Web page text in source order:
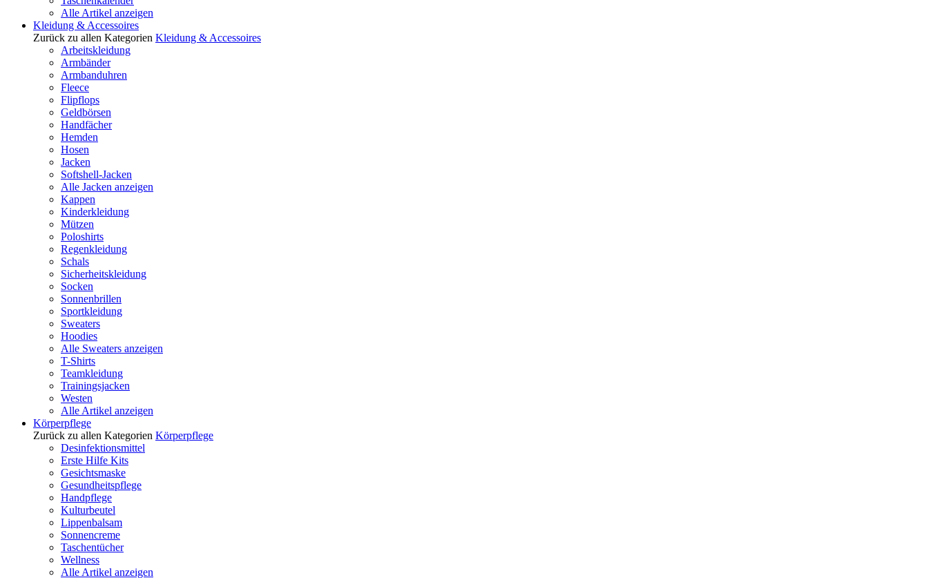
Alle Artikel anzeigen
Kleidung & Accessoires
Zurück zu allen Kategorien Kleidung & Accessoires
Arbeitskleidung
Armbänder
Armbanduhren
Fleece
Flipflops
Geldbörsen
Handfächer
Hemden
Hosen
Jacken
Softshell-Jacken
Alle Jacken anzeigen
Kappen
Kinderkleidung
Mützen
Poloshirts
Regenkleidung
Schals
Sicherheitskleidung
Socken
Sonnenbrillen
Sportkleidung
Sweaters
Hoodies
Alle Sweaters anzeigen
T-Shirts
Teamkleidung
Trainingsjacken
Westen
Alle Artikel anzeigen
Körperpflege
Zurück zu allen Kategorien Körperpflege
Desinfektionsmittel
Erste Hilfe Kits
Gesichtsmaske
Gesundheitspflege
Handpflege
Kulturbeutel
Lippenbalsam
Sonnencreme
Taschentücher
Wellness
Alle Artikel anzeigen